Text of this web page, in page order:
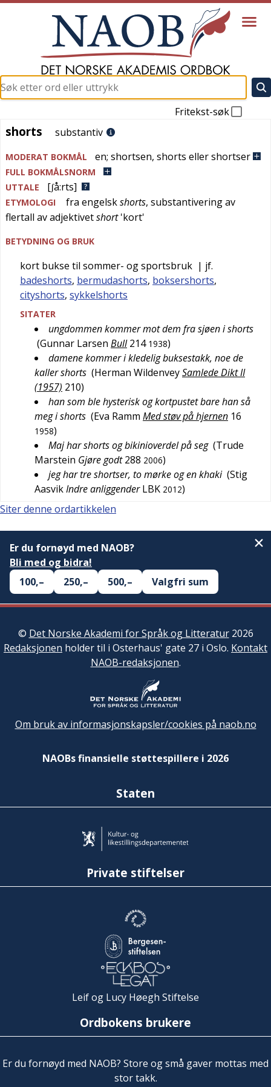
Fritekst-søk
shorts
shorts substantiv
MODERAT BOKMÅL en; shortsen, shorts eller shortser
FULL BOKMÅLSNORM
UTTALE
[ʃå:rts]
ETYMOLOGI fra engelskshorts, substantivering av
flertall av adjektivetshort'kort'
BETYDNING OG BRUK
kort bukse til sommer- og sportsbruk | jf.
badeshorts, bermudashorts, boksershorts,
cityshorts, sykkelshorts
SITATER
ungdommen kommer mot dem fra sjøen i shorts
(Gunnar Larsen Bull 214 1938)
damene kommer i kledelig buksestakk, noe de
kaller shorts (Herman WildenveySamlede Dikt II
(1957) 210)
han som ble hysterisk og kortpustet bare han så
meg i shorts (Eva Ramm Med støv på hjernen 16
1958)
Maj har shorts og bikinioverdel på seg (Trude
Marstein Gjøre godt 288 2006)
jeg har tre shortser, to mørke og en khaki (Stig
AasvikIndre anliggender LBK 2012)
Siter denne ordartikkelen
Er du fornøyd med NAOB?
Bli med og bidra!
100,–
250,– 500,– Valgfri sum
© Det Norske Akademi for Språk og Litteratur2026
Redaksjonen holder til i Osterhaus' gate 27 i Oslo. Kontakt
NAOB-redaksjonen.
Om bruk av informasjonskapsler/cookies på naob.no
NAOBs finansielle støttespillere i 2026
Staten
Private stiftelser
Leif og Lucy Høegh Stiftelse
Ordbokens brukere
Er du fornøyd med NAOB? Store og små gaver mottas med
stor takk.